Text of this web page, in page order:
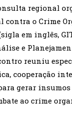
regional
contra o Crime
em inglês,
e
reuniu
cooperação
gerar insumos
ao crime